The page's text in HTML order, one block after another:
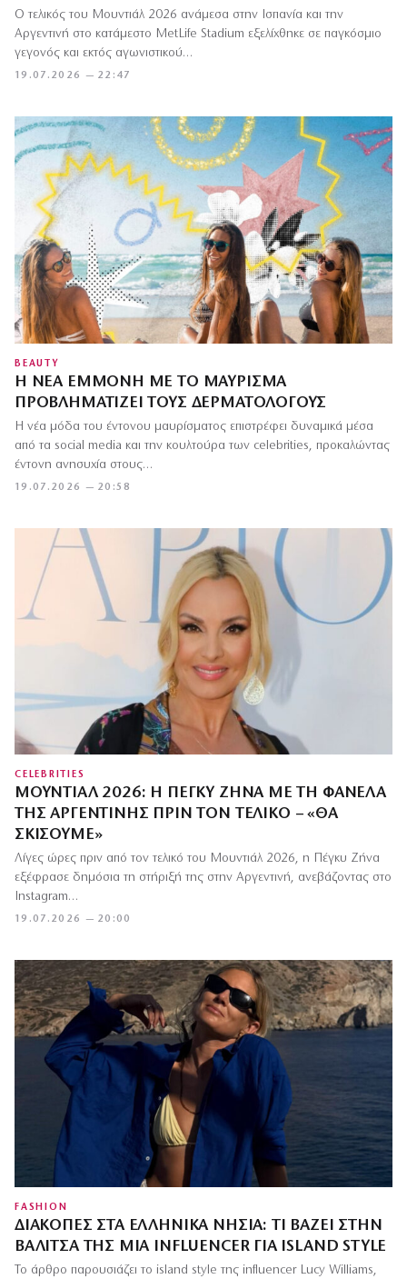
19.07.2026 — 22:47
Ο τελικός του Μουντιάλ 2026 ανάμεσα στην Ισπανία και την
Αργεντινή στο κατάμεστο MetLife Stadium εξελίχθηκε σε παγκόσμιο
γεγονός και εκτός αγωνιστικού…
BEAUTY
Η ΝΈΑ ΕΜΜΟΝΉ ΜΕ ΤΟ ΜΑΎΡΙΣΜΑ
ΠΡΟΒΛΗΜΑΤΊΖΕΙ ΤΟΥΣ ΔΕΡΜΑΤΟΛΌΓΟΥΣ
19.07.2026 — 20:58
Η νέα μόδα του έντονου μαυρίσματος επιστρέφει δυναμικά μέσα
από τα social media και την κουλτούρα των celebrities, προκαλώντας
έντονη ανησυχία στους…
CELEBRITIES
ΜΟΥΝΤΙΆΛ 2026: Η ΠΈΓΚΥ ΖΉΝΑ ΜΕ ΤΗ ΦΑΝΈΛΑ
ΤΗΣ ΑΡΓΕΝΤΙΝΉΣ ΠΡΙΝ ΤΟΝ ΤΕΛΙΚΌ – «ΘΑ
ΣΚΊΣΟΥΜΕ»
19.07.2026 — 20:00
Λίγες ώρες πριν από τον τελικό του Μουντιάλ 2026, η Πέγκυ Ζήνα
εξέφρασε δημόσια τη στήριξή της στην Αργεντινή, ανεβάζοντας στο
Instagram…
FASHION
ΔΙΑΚΟΠΈΣ ΣΤΑ ΕΛΛΗΝΙΚΆ ΝΗΣΙΆ: ΤΙ ΒΆΖΕΙ ΣΤΗΝ
ΒΑΛΊΤΣΑ ΤΗΣ ΜΊΑ INFLUENCER ΓΙΑ ISLAND STYLE
Το άρθρο παρουσιάζει το island style της influencer Lucy Williams,